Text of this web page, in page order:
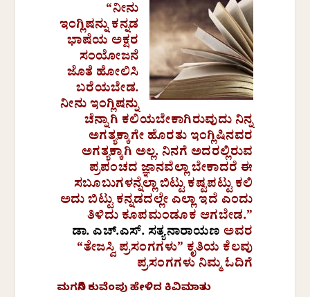
“ನೀನು
ಇಂಗ್ಲಿಷನ್ನು ಕನ್ನಡ
ಭಾಷೆಯ ಅಕ್ಷರ
ಸಂಯೋಜನೆ
ಜೊತೆ ಹೋಲಿಸಿ
ಬರೆಯಬೇಡ.
ನೀನು ಇಂಗ್ಲಿಷನ್ನು
ಚೆನ್ನಾಗಿ ಕಲಿಯಬೇಕಾಗಿರುವುದು ನಿನ್ನ
ಅಗತ್ಯಕ್ಕಾಗೇ ಹೊರತು ಇಂಗ್ಲಿಷಿನವರ
ಅಗತ್ಯಕ್ಕಾಗಿ ಅಲ್ಲ. ನಿನಗೆ ಅದರಲ್ಲಿರುವ
ಪ್ರಪಂಚದ ಜ್ಞಾನವೆಲ್ಲಾ ಬೇಕಾದರೆ ಈ
ಸಬೂಬುಗಳನ್ನೆಲ್ಲಾ ಬಿಟ್ಟು ಕಷ್ಟಪಟ್ಟು ಕಲಿ‌
ಅದು ಬಿಟ್ಟು ಕನ್ನಡದಲ್ಲೇ ಎಲ್ಲಾ ಇದೆ ಎಂದು
ತಿಳಿದು ಕೂಪಮಂಡೂಕ ಆಗಬೇಡ.”
ಡಾ. ಎಚ್.ಎಸ್.‌ ಸತ್ಯನಾರಾಯಣ ಅವರ
“ತೇಜಸ್ವಿ ಪ್ರಸಂಗಗಳು” ಕೃತಿಯ ಕೆಲವು
ಪ್ರಸಂಗಗಳು ನಿಮ್ಮ ಓದಿಗೆ
ಮಗನಿಗೆ ಕುವೆಂಪು ಹೇಳಿದ ಕಿವಿಮಾತು